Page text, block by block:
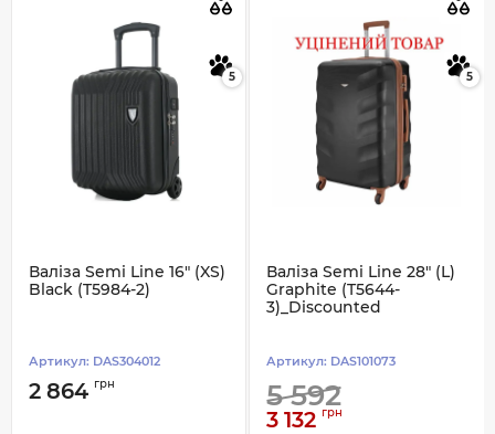
5
Валіза Semi Line 16" (XS)
Black (T5984-2)
Артикул: DAS304012
2 864 грн
5
Валіза Semi Line 28" (L)
Graphite (T5644-
3)_Discounted
Артикул: DAS101073
5 592
3 132 грн